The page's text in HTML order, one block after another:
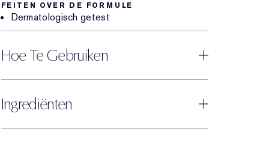
FEITEN OVER DE FORMULE
Dermatologisch getest
Hoe Te Gebruiken
Ingrediënten